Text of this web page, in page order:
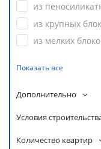
из
из крупных
из мелких
Показать все
Дополнительно
Условия
Количество квартир